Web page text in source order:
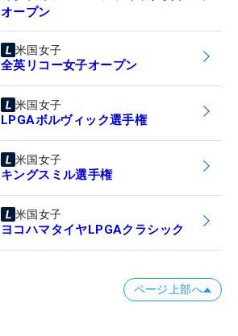
オープン
米国女子
全英リコー女子オープン
米国女子
LPGAボルヴィック選手権
米国女子
キングスミル選手権
米国女子
ヨコハマタイヤLPGAクラシック
ページ上部へ